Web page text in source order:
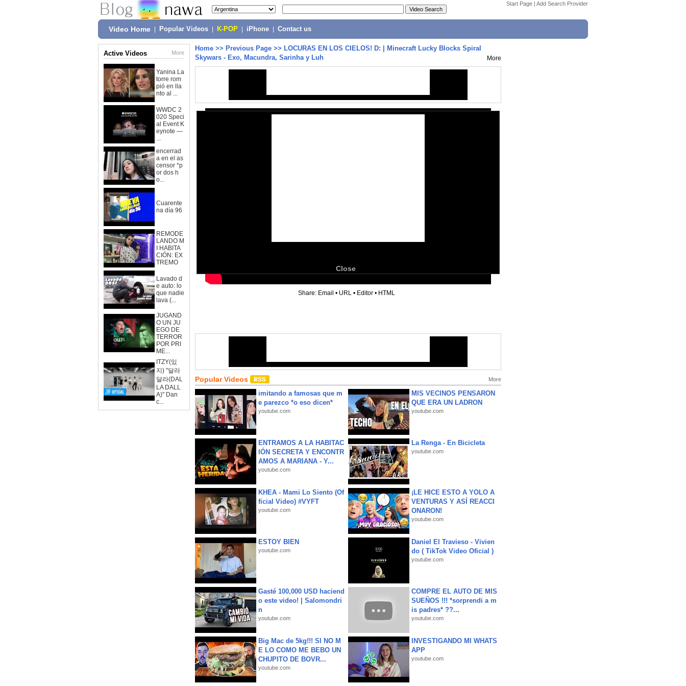
Start Page | Add Search Provider
Video Home Popular Videos K-POP iPhone Contact us
Active Videos More
Yanina La
torre rom
pió en lla
nto al ...
WWDC 2
020 Speci
al Event K
eynote —
...
encerrad
a en el as
censor *p
or dos h
o...
Cuarente
na día 96
REMODE
LANDO M
I HABITA
CIÓN: EX
TREMO
Lavado d
e auto: lo
que nadie
lava (...
JUGAND
O UN JU
EGO DE
TERROR
POR PRI
ME...
ITZY(있
지) "달라
달라(DAL
LA DALL
A)" Dan
c...
Home >> Previous Page >> LOCURAS EN LOS CIELOS! D: | Minecraft Lucky Blocks Spiral
Skywars - Exo, Macundra, Sarinha y Luh
More
Close
Share: Email • URL • Editor • HTML
Popular Videos More
imitando a famosas que m
e parezco *o eso dicen*
youtube.com
MIS VECINOS PENSARON
QUE ERA UN LADRON
youtube.com
ENTRAMOS A LA HABITAC
IÓN SECRETA Y ENCONTR
AMOS A MARIANA - Y...
youtube.com
La Renga - En Bicicleta
youtube.com
KHEA - Mami Lo Siento (Of
ficial Video) #VYFT
youtube.com
¡LE HICE ESTO A YOLO A
VENTURAS Y ASÍ REACCI
ONARON!
youtube.com
ESTOY BIEN
youtube.com
Daniel El Travieso - Vivien
do ( TikTok Video Oficial )
youtube.com
Gasté 100,000 USD haciend
o este video! | Salomondri
n
youtube.com
COMPRE EL AUTO DE MIS
SUEÑOS !!! *sorprendi a m
is padres* ??...
youtube.com
Big Mac de 5kg!!! SI NO M
E LO COMO ME BEBO UN
CHUPITO DE BOVR...
youtube.com
INVESTIGANDO MI WHATS
APP
youtube.com